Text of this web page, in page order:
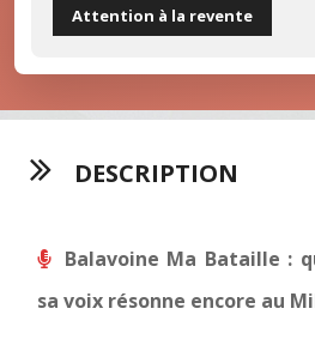
Attention à la revente
DESCRIPTION
Balavoine Ma Bataille :
sa voix résonne encore au